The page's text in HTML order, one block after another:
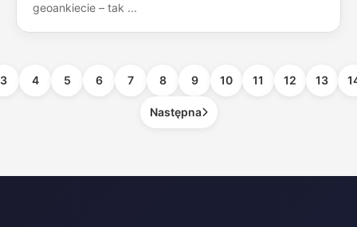
geoankiecie – tak ...
3 4 5 6 7 8 9 10 11 12 13
Następna